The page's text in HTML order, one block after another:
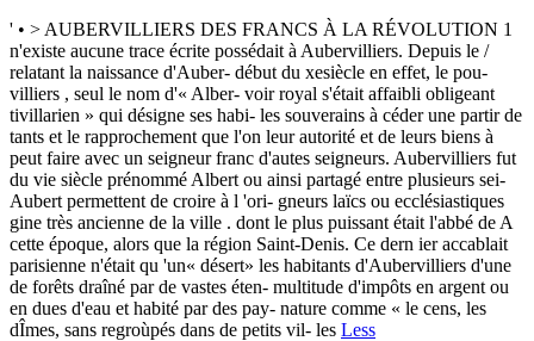
' • > AUBERVILLIERS DES FRANCS À LA RÉVOLUTION 1
n'existe aucune trace écrite possédait à Aubervilliers. Depuis le /
relatant la naissance d'Auber- début du xesiècle en effet, le pou-
villiers , seul le nom d'« Alber- voir royal s'était affaibli obligeant
tivillarien » qui désigne ses habi- les souverains à céder une partir de
tants et le rapprochement que l'on leur autorité et de leurs biens à
peut faire avec un seigneur franc d'autes seigneurs. Aubervilliers fut
du vie siècle prénommé Albert ou ainsi partagé entre plusieurs sei-
Aubert permettent de croire à l 'ori- gneurs laïcs ou ecclésiastiques
gine très ancienne de la ville . dont le plus puissant était l'abbé de A
cette époque, alors que la région Saint-Denis. Ce dern ier accablait
parisienne n'était qu 'un« désert» les habitants d'Aubervilliers d'une
de forêts draîné par de vastes éten- multitude d'impôts en argent ou
en dues d'eau et habité par des pay- nature comme « le cens, les
dÎmes, sans regroùpés dans de petits vil- les Less